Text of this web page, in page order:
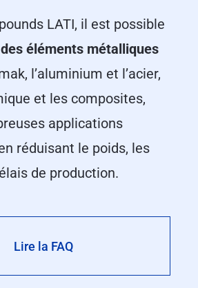
LATI, il est possible
éléments métalliques
l’aluminium et l’acier,
et les composites,
applications
réduisant le poids, les
de production.
Lire la FAQ